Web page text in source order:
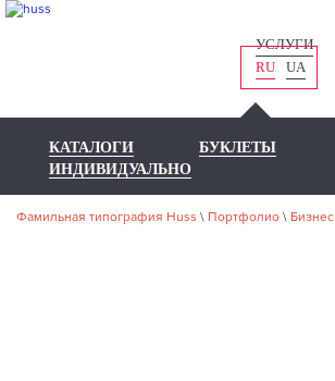
УСЛУГИ
RU
UA
КАТАЛОГИ БУКЛЕТЫ
ИНДИВИДУАЛЬНО
Фамильная типография Huss \ Портфолио \ Бизнес